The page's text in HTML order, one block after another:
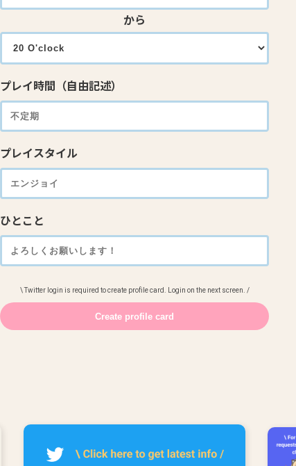
から
プレイ時間（自由記述）
プレイスタイル
ひとこと
\ Twitter login is required to create profile card. Login on the next screen. /